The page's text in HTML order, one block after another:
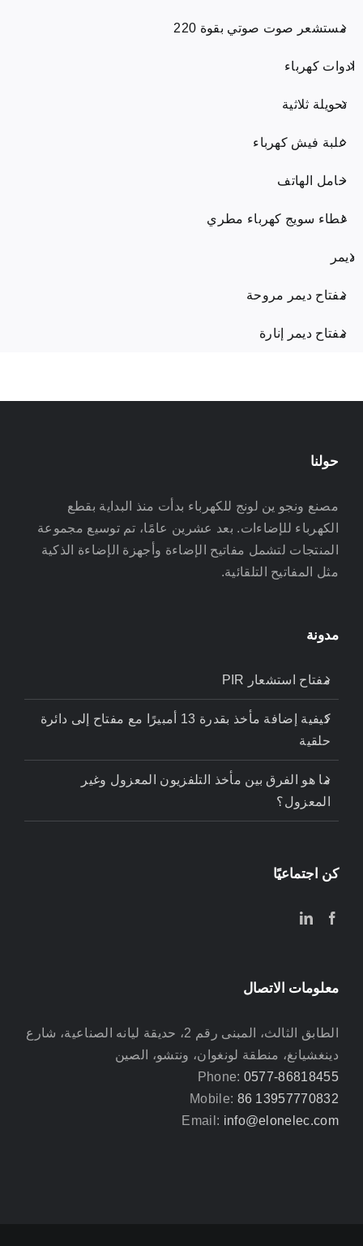
مستشعر صوت صوتي بقوة 220
ادوات كهرباء
تحويلة ثلاثية
علبة فيش كهرباء
حامل الهاتف
غطاء سويج كهرباء مطري
ديمر
مفتاح ديمر مروحة
مفتاح ديمر إنارة
حولنا
مصنع ونجو ين لونج للكهرباء بدأت منذ البداية بقطع
الكهرباء للإضاءات. بعد عشرين عامًا، تم توسيع مجموعة
المنتجات لتشمل مفاتيح الإضاءة وأجهزة الإضاءة الذكية
مثل المفاتيح التلقائية.
مدونة
مفتاح استشعار PIR
كيفية إضافة مأخذ بقدرة 13 أمبيرًا مع مفتاح إلى دائرة
حلقية
ما هو الفرق بين مأخذ التلفزيون المعزول وغير
المعزول؟
كن اجتماعيًا
معلومات الاتصال
الطابق الثالث، المبنى رقم 2، حديقة ليانه الصناعية، شارع
دينغشيانغ، منطقة لونغوان، ونتشو، الصين
Phone: 0577-86818455
Mobile: 86 13957770832
Email: info@elonelec.com